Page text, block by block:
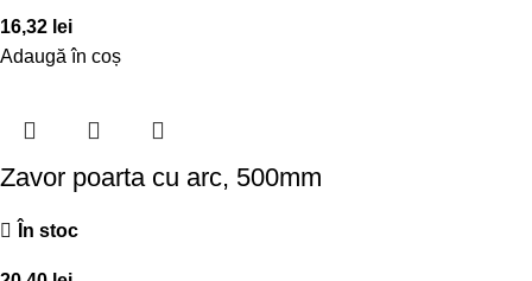
16,32 lei
Adaugă în coș
Zavor poarta cu arc, 500mm
În stoc